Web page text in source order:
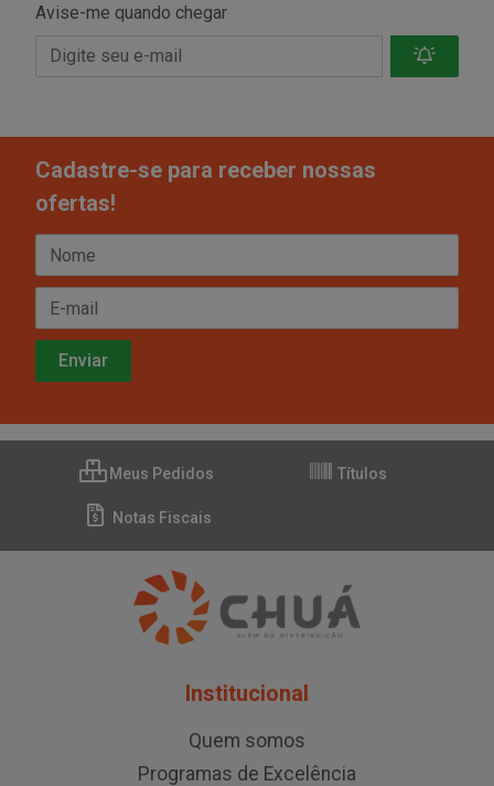
Avise-me quando chegar
Cadastre-se para receber nossas
ofertas!
Meus Pedidos Títulos
Notas Fiscais
Institucional
Quem somos
Programas de Excelência